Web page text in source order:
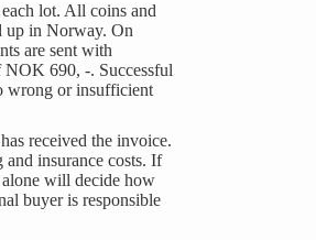
lot. All coins and
up in Norway. On
are sent with
690, -. Successful
wrong or insufficient
received the invoice.
insurance costs. If
alone will decide how
buyer is responsible